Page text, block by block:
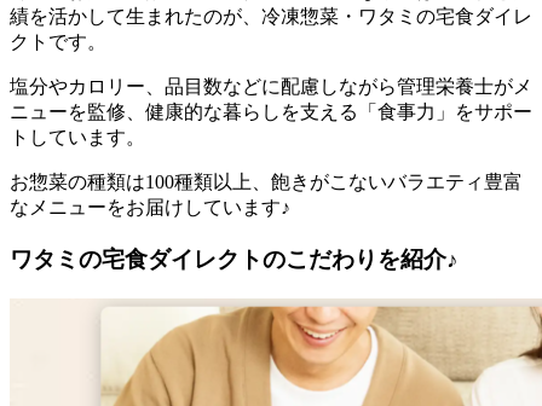
績を活かして生まれたのが、冷凍惣菜・ワタミの宅食ダイレ
クト です。
塩分やカロリー、品目数などに配慮しながら管理栄養士がメ
ニューを監修、健康的な暮らしを支える「食事力」をサポー
トしています。
お惣菜の種類は100種類以上、飽きがこないバラエティ豊富
なメニューをお届けしています♪
ワタミの宅食ダイレクトのこだわりを紹介♪